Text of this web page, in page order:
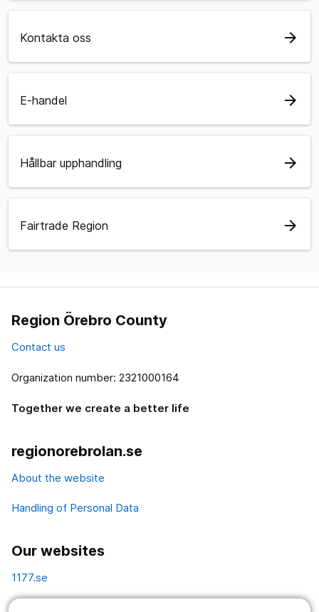
Kontakta oss arrow_forward
E-handel arrow_forward
Hållbar upphandling arrow_forward
Fairtrade Region arrow_forward
Region Örebro County
Contact us
Organization number: 2321000164
Together we create a better life
regionorebrolan.se
About the website
Handling of Personal Data
Our websites
1177.se